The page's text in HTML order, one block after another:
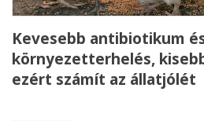
Kevesebb antibiotikum
környezetterhelés,
ezért számít az állatjólét